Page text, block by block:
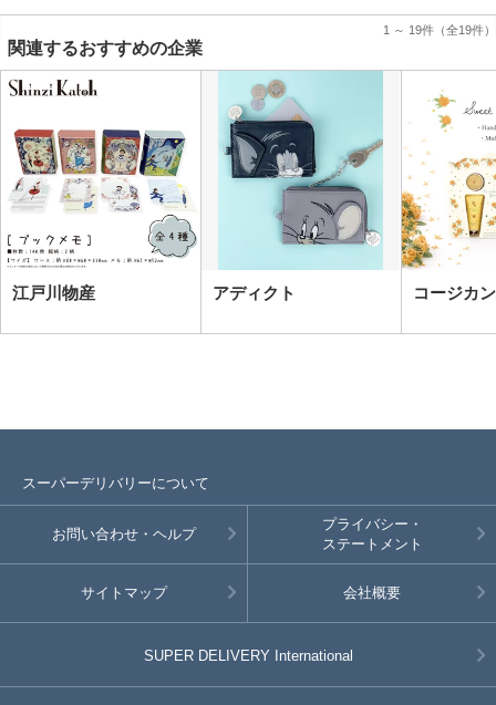
1 ～ 19件 （全19件）
関連するおすすめの企業
江戸川物産 アディクト コージカ
スーパーデリバリーについて
お問い合わせ・ヘルプ
プライバシー・
ステートメント
サイトマップ 会社概要
SUPER DELIVERY International